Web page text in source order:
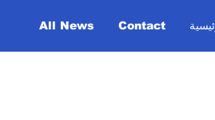
All News Contact